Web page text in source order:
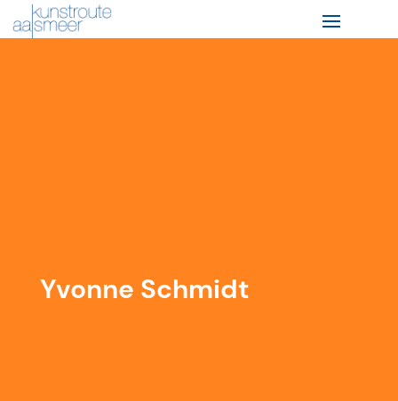
Yvonne Schmidt